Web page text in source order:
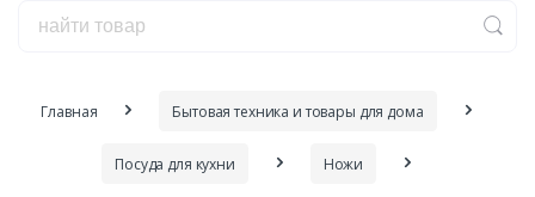
Главная Бытовая техника и товары для дома
Посуда для кухни Ножи